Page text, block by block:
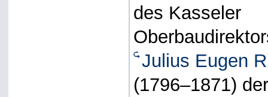
des Kasseler
Julius Eugen
(1796–1871)